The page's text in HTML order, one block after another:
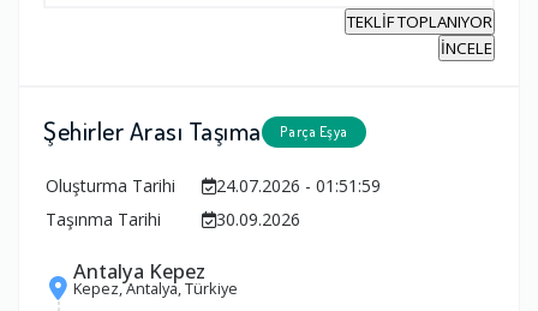
TEKLİF TOPLANIYOR
İNCELE
Şehirler Arası Taşıma Parça Eşya
Oluşturma Tarihi
24.07.2026 - 01:51:59
Taşınma Tarihi
30.09.2026
Antalya Kepez
Kepez, Antalya, Türkiye